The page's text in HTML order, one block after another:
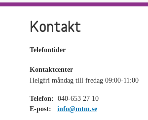
Kontakt
Telefontider
Kontaktcenter
Helgfri måndag till fredag 09:00-11:00
Telefon: 040-653 27 10
E-post:
info@mtm.se